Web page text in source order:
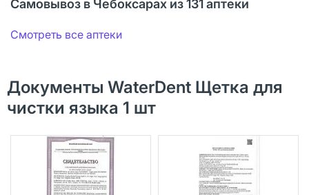
Самовывоз в Чебоксарах из 131 аптеки
Смотреть все аптеки
Документы WaterDent Щетка для
чистки языка 1 шт